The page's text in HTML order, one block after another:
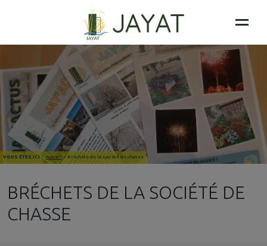
VOUS ÊTES ICI : Accueil > Bréchets de la société de chasse
BRÉCHETS DE LA SOCIÉTÉ DE
CHASSE